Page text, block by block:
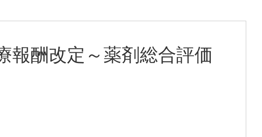
報酬改定～薬剤総合評価